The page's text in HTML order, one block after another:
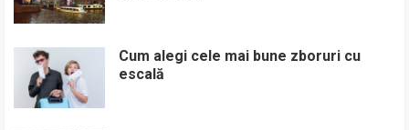
Cum alegi cele mai bune zboruri cu
escală